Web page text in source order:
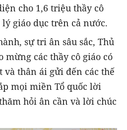
cho 1,6 triệu thầy cô
giáo dục trên cả nước.
sự tri ân sâu sắc, Thủ
các thầy cô giáo có
và thân ái gửi đến các thế
mọi miền Tổ quốc lời
hỏi ân cần và lời chúc